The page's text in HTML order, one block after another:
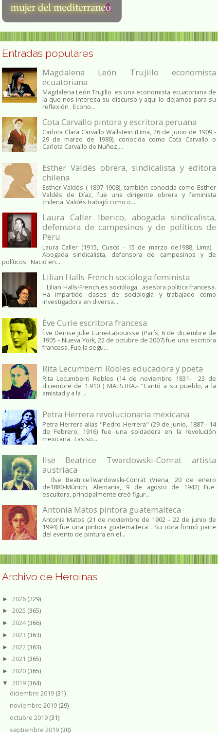
Entradas populares
Magdalena León Trujillo economista
ecuatoriana
Magdalena León Trujillo es una economista ecuatoriana de
la que nos interesa su discurso y aqui lo dejamos para su
reflexión . Econo...
Cota Carvallo pintora y escritora peruana
Carlota Clara Carvallo Wallstein (Lima, 26 de junio de 1909 -
29 de marzo de 1980), conocida como Cota Carvallo o
Carlota Carvallo de Nuñez,...
Esther Valdés obrera, sindicalista y editora
chilena
Esther Valdés ( 1897-1908), también conocida como Esther
Valdés de Díaz, fue una dirigente obrera y feminista
chilena. Valdés trabajó como o...
Laura Caller Iberico, abogada sindicalista,
defensora de campesinos y de políticos de
Peru
Laura Caller (1915, Cusco - 15 de marzo de1988, Lima)
Abogada sindicalista, defensora de campesinos y de
políticos. Nació en...
Lilian Halls-French socióloga feminista
Lilian Halls-French es socióloga, asesora política francesa.
Ha impartido clases de sociología y trabajado como
investigadora en diversa...
Ève Curie escritora francesa
Ève Denise Julie Curie-Labouisse (París, 6 de diciembre de
1905 – Nueva York, 22 de octubre de 2007) fue una escritora
francesa. Fue la segu...
Rita Lecumberri Robles educadora y poeta
Rita Lecumberri Robles (14 de noviembre 1831- 23 de
diciembre de 1.910 ) MAESTRA.- "Cantó a su pueblo, a la
amistad y a la ...
Petra Herrera revolucionaria mexicana
Petra Herrera alias "Pedro Herrera" (29 de Junio, 1887 - 14
de Febrero, 1916) fue una soldadera en la revolución
mexicana. Las so...
Ilse Beatrice Twardowski-Conrat artista
austriaca
Ilse BeatriceTwardowski-Conrat (Viena, 20 de enero
de1880-Múnich, Alemania, 9 de agosto de 1942) Fue
escultora, principalmente creó figur...
Antonia Matos pintora guatemalteca
Antonia Matos (21 de noviembre de 1902 – 22 de junio de
1994) fue una pintora guatemalteca . Su obra formó parte
del evento de pintura en el...
Archivo de Heroinas
► 2026 (229)
► 2025 (365)
► 2024(366)
► 2023 (363)
► 2022 (363)
► 2021 (365)
► 2020 (365)
▼ 2019 (364)
diciembre 2019 (31)
noviembre 2019 (29)
octubre 2019 (31)
septiembre 2019 (30)